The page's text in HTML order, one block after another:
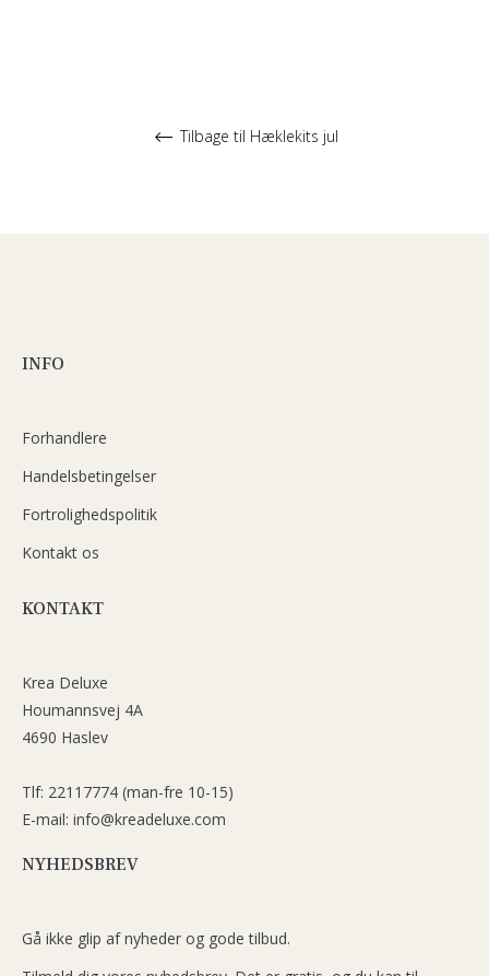
Tilbage til Hæklekits jul
INFO
Forhandlere
Handelsbetingelser
Fortrolighedspolitik
Kontakt os
KONTAKT
Krea Deluxe
Houmannsvej 4A
4690 Haslev
Tlf: 22117774 (man-fre 10-15)
E-mail: info@kreadeluxe.com
NYHEDSBREV
Gå ikke glip af nyheder og gode tilbud.